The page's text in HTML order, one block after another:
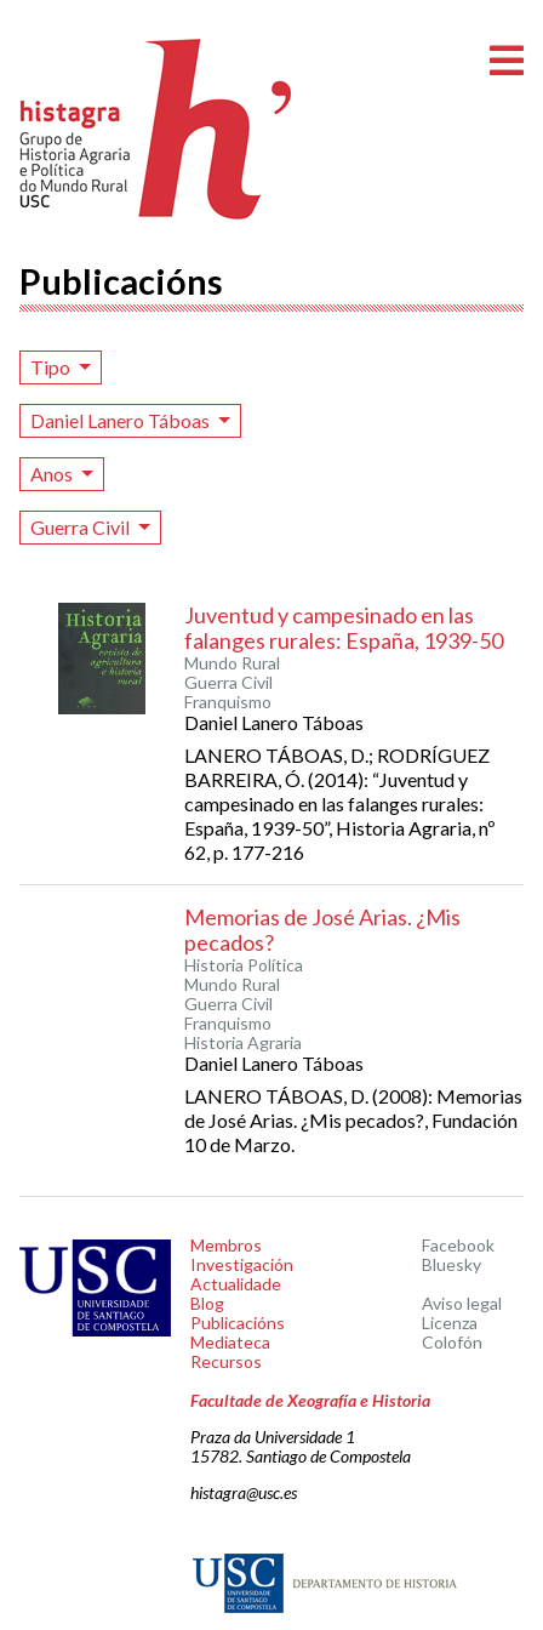
Publicacións
Tipo
Daniel Lanero Táboas
Anos
Guerra Civil
Juventud y campesinado en las
falanges rurales: España, 1939-50
Mundo Rural
Guerra Civil
Franquismo
Daniel Lanero Táboas
LANERO TÁBOAS, D.; RODRÍGUEZ
BARREIRA, Ó. (2014): “Juventud y
campesinado en las falanges rurales:
España, 1939-50”, Historia Agraria, nº
62, p. 177-216
Memorias de José Arias. ¿Mis
pecados?
Historia Política
Mundo Rural
Guerra Civil
Franquismo
Historia Agraria
Daniel Lanero Táboas
LANERO TÁBOAS, D. (2008): Memorias
de José Arias. ¿Mis pecados?, Fundación
10 de Marzo.
Membros
Investigación
Actualidade
Blog
Publicacións
Mediateca
Recursos
Facebook
Bluesky
Aviso legal
Licenza
Colofón
Facultade de Xeografía e Historia
Praza da Universidade 1
15782. Santiago de Compostela
histagra@usc.es